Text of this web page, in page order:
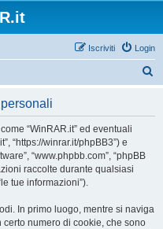
Login
Iscriviti
“WinRAR.it” ed eventuali
“https://winrar.it/phpBB3”) e
“www.phpbb.com”, “phpBB
raccolte durante qualsiasi
tue informazioni”).
In primo luogo, mentre si naviga
certo numero di cookie, che sono